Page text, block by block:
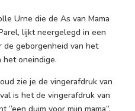
Urne die de As van Mama
lijkt neergelegd in een
de geborgenheid van het
het oneindige.
zie je de vingerafdruk van
is het de vingerafdruk van